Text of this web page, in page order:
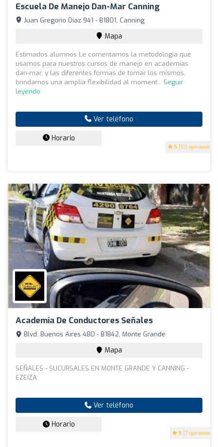
Escuela De Manejo Dan-Mar Canning
5 (50 opiniones)
Juan Gregorio Díaz 941 - B1801, Canning
Mapa
Estimados alumnos Le comentamos la metodología que
usamos para nuestros cursos de manejo en academias
dan-mar, y las diferentes formas de tomar los mismos,
brindamos una amplia flexibilidad al moment... Seguir
leyendo
Ver teléfono
Horario
Academia De Conductores Señales
5 (7 opiniones)
Blvd. Buenos Aires 480 - B1842, Monte Grande
Mapa
SEÑALES - SUCURSALES EN MONTE GRANDE Y CANNING -
EZEIZA
Ver teléfono
Horario